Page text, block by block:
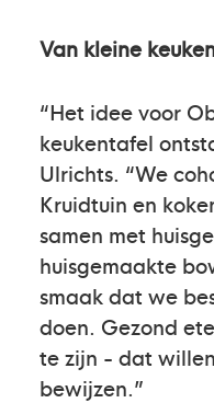
Van kleine
“Het idee voor
keukentafel
Ulrichts. “We
Kruidtuin en
samen met
huisgemaakte
smaak dat we
doen. Gezond
te zijn - dat
bewijzen.”